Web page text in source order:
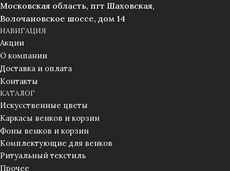
Московская область, пгт Шаховская,
Волочановское шоссе, дом 14
НАВИГАЦИЯ
Акции
О компании
Доставка и оплата
Контакты
КАТАЛОГ
Искусственные цветы
Каркасы венков и корзин
Фоны венков и корзин
Комплектующие для венков
Ритуальный текстиль
Прочее